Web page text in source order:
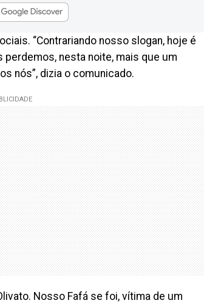
“Contrariando nosso slogan, hoje é
nesta noite, mais que um
nós”, dizia o comunicado.
Nosso Fafá se foi, vítima de um